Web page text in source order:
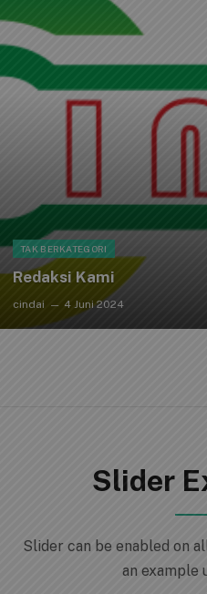
TAK BERKATEGORI
Redaksi Kami
cindai 4 Juni 2024
Slider
Slider can be enabled on
an example